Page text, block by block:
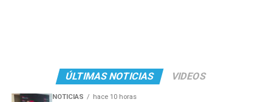
ÚLTIMAS NOTICIAS VIDEOS
NOTICIAS hace 10 horas